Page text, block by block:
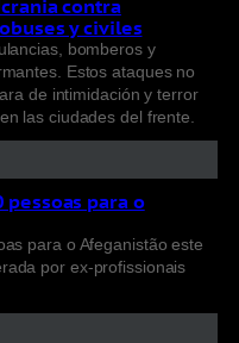
contra
y civiles
bomberos y
Estos ataques no
de intimidación y terror
las ciudades del frente.
para o
para o Afeganistão este
por ex-profissionais